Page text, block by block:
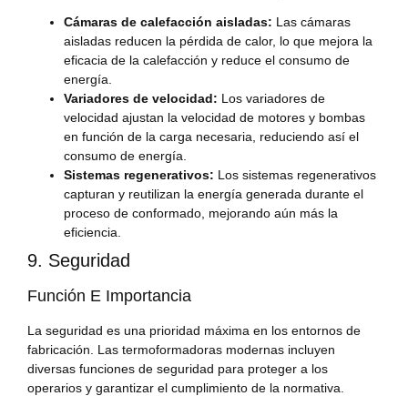
Cámaras de calefacción aisladas: Las cámaras
aisladas reducen la pérdida de calor, lo que mejora la
eficacia de la calefacción y reduce el consumo de
energía.
Variadores de velocidad: Los variadores de
velocidad ajustan la velocidad de motores y bombas
en función de la carga necesaria, reduciendo así el
consumo de energía.
Sistemas regenerativos: Los sistemas regenerativos
capturan y reutilizan la energía generada durante el
proceso de conformado, mejorando aún más la
eficiencia.
9. Seguridad
Función E Importancia
La seguridad es una prioridad máxima en los entornos de
fabricación. Las termoformadoras modernas incluyen
diversas funciones de seguridad para proteger a los
operarios y garantizar el cumplimiento de la normativa.